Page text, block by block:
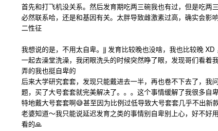
首先和打飞机没关系。然后发育期吃两三碗我也有过，但是吃两
必然联系哈，还是和基因有关。太胖导致雌激素过高，确实会影
二性征
我想说的是，不用太自卑。jj 发育比较晚也没啥，我也比较晚 XD
一起去澡堂洗澡，我闭眼洗头的时候突然睁了眼，发现哥们看着
弄的我也挺自卑的
后来大学研究套套，发现只能戴进去一半，再也卷不下去了，我
题，买了大号套套就完美解决了。。。这个事情缓解了我很多自
特地戴大号套套啊😅甚至因为比例过低导致大号套套几乎不出新
老婆知道～我只能说延迟发育之类的事情别自卑别上心，好不好
看的🙏